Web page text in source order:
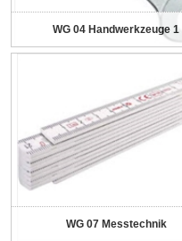
WG 04 Handwerkzeuge 1
WG 07 Messtechnik